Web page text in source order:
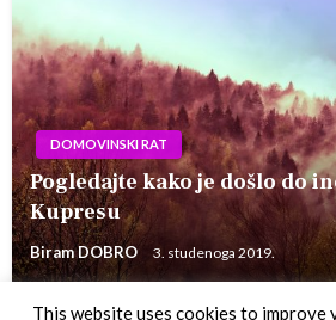
DOMOVINSKI RAT
Pogledajte kako je došlo do
Kupresu
Biram DOBRO 3. studenoga 2019.
This website uses cookies to improve